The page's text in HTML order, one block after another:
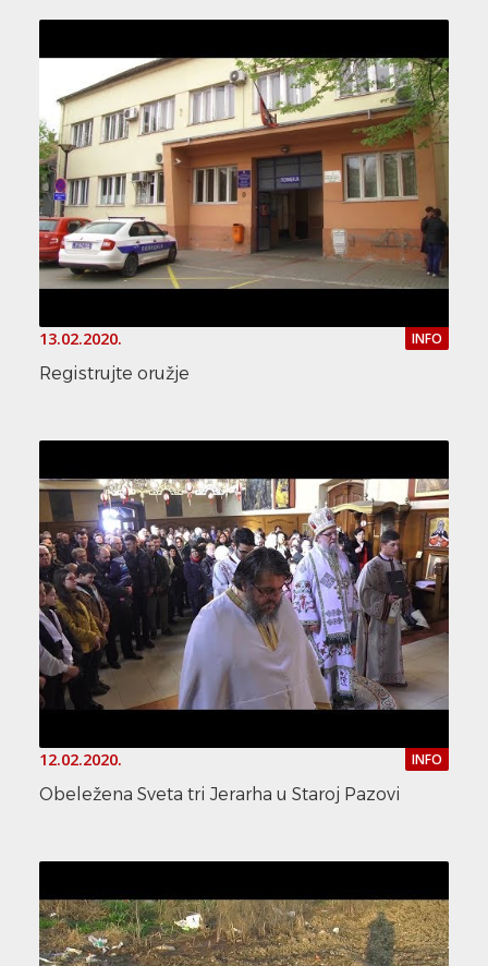
13.02.2020. INFO
Registrujte oružje
12.02.2020. INFO
Obeležena Sveta tri Jerarha u Staroj Pazovi